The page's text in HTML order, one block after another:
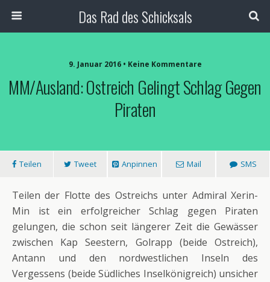
Das Rad des Schicksals
9. Januar 2016 • Keine Kommentare
MM/Ausland: Ostreich Gelingt Schlag Gegen
Piraten
Teilen Tweet Anpinnen Mail SMS
Teilen der Flotte des Ostreichs unter Admiral Xerin-
Min ist ein erfolgreicher Schlag gegen Piraten
gelungen, die schon seit längerer Zeit die Gewässer
zwischen Kap Seestern, Golrapp (beide Ostreich),
Antann und den nordwestlichen Inseln des
Vergessens (beide Südliches Inselkönigreich) unsicher